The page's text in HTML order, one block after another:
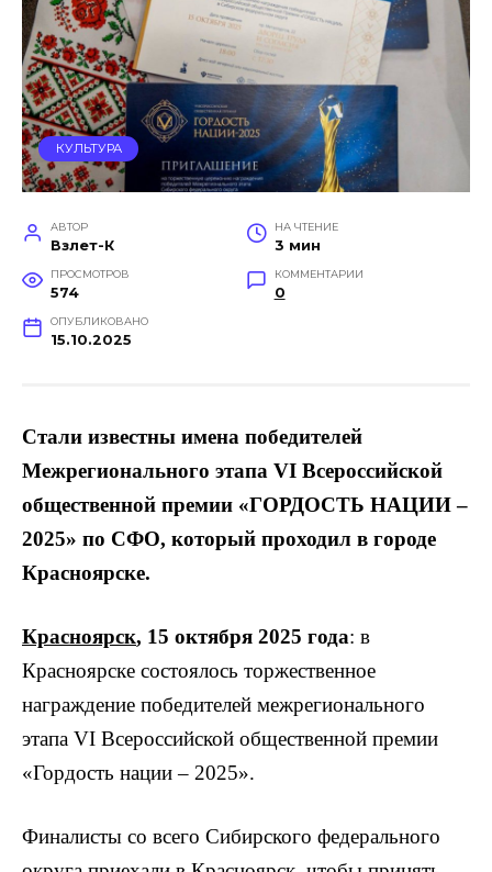
КУЛЬТУРА
АВТОР
Взлет-К
НА ЧТЕНИЕ
3 мин
ПРОСМОТРОВ
574
КОММЕНТАРИИ
0
ОПУБЛИКОВАНО
15.10.2025
Стали известны имена победителей
Межрегионального этапа VI Всероссийской
общественной премии «ГОРДОСТЬ НАЦИИ –
2025» по СФО, который проходил в городе
Красноярске.
Красноярск, 15 октября 2025 года: в
Красноярске состоялось торжественное
награждение победителей межрегионального
этапа VI Всероссийской общественной премии
«Гордость нации – 2025».
Финалисты со всего Сибирского федерального